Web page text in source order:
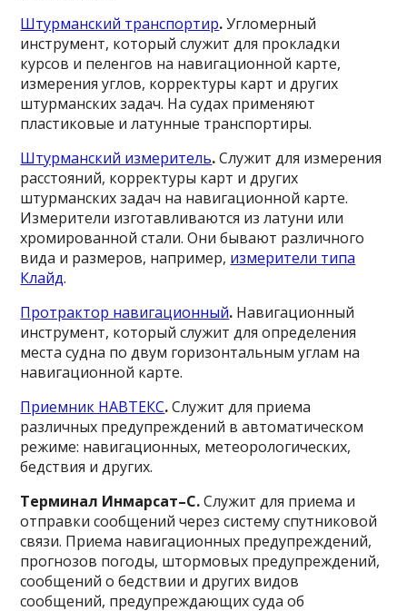
Штурманский транспортир.Угломерный
инструмент, который служит для прокладки
курсов и пеленгов на навигационной карте,
измерения углов, корректуры карт и других
штурманских задач. На судах применяют
пластиковые и латунные транспортиры.
Штурманский измеритель.Служит для измерения
расстояний, корректуры карт и других
штурманских задач на навигационной карте.
Измерители изготавливаются из латуни или
хромированной стали. Они бывают различного
вида и размеров, например, измерители типа
Клайд.
Протрактор навигационный. Навигационный
инструмент, который служит для определения
места судна по двум горизонтальным углам на
навигационной карте.
Приемник НАВТЕКС.Служит для приема
различных предупреждений в автоматическом
режиме: навигационных, метеорологических,
бедствия и других.
Терминал Инмарсат–С.Служит для приема и
отправки сообщений через систему спутниковой
связи. Приема навигационных предупреждений,
прогнозов погоды, штормовых предупреждений,
сообщений о бедствии и других видов
сообщений, предупреждающих суда об